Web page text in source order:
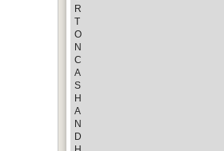
R
T
O
N
C
A
S
H
A
N
D